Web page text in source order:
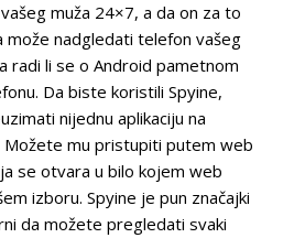
muža 24×7, a da on za to
može nadgledati telefon vašeg
radi li se o Android pametnom
Da biste koristili Spyine,
nijednu aplikaciju na
Možete mu pristupiti putem web
se otvara u bilo kojem web
izboru. Spyine je pun značajki
da možete pregledati svaki